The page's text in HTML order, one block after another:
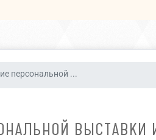
персональной ...